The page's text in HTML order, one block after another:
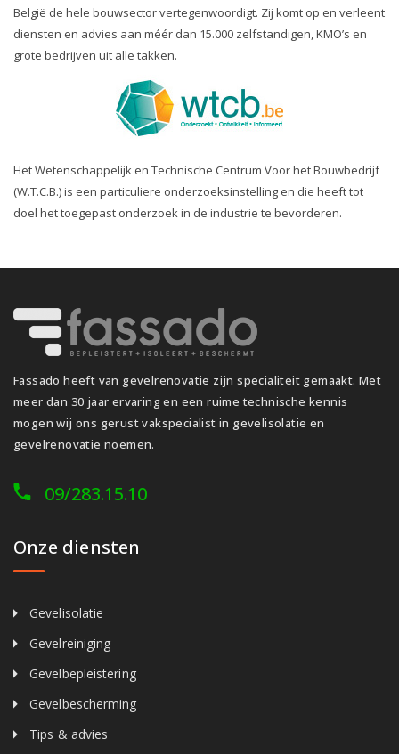
België de hele bouwsector vertegenwoordigt. Zij komt op en verleent
diensten en advies aan méér dan 15.000 zelfstandigen, KMO’s en
grote bedrijven uit alle takken.
Het Wetenschappelijk en Technische Centrum Voor het Bouwbedrijf
(W.T.C.B.) is een particuliere onderzoeksinstelling en die heeft tot
doel het toegepast onderzoek in de industrie te bevorderen.
Fassado heeft van gevelrenovatie zijn specialiteit gemaakt. Met
meer dan 30 jaar ervaring en een ruime technische kennis
mogen wij ons gerust vakspecialist in gevelisolatie en
gevelrenovatie noemen.
09/283.15.10
Onze diensten
Gevelisolatie
Gevelreiniging
Gevelbepleistering
Gevelbescherming
Tips & advies